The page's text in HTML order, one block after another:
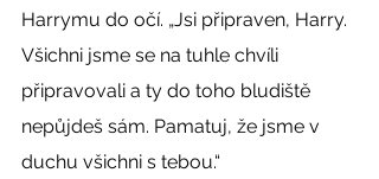
Harrymu do očí. „Jsi připraven, Harry.
Všichni jsme se na tuhle chvíli
připravovali a ty do toho bludiště
nepůjdeš sám. Pamatuj, že jsme v
duchu všichni s tebou.“